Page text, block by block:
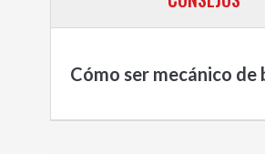
Cómo ser mecánico de